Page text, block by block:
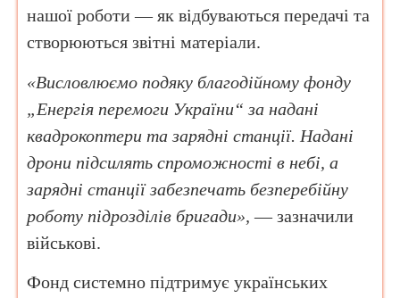
нашої роботи — як відбуваються передачі та
створюються звітні матеріали.
«Висловлюємо подяку благодійному фонду
„Енергія перемоги України“ за надані
квадрокоптери та зарядні станції. Надані
дрони підсилять спроможності в небі, а
зарядні станції забезпечать безперебійну
роботу підрозділів бригади», — зазначили
військові.
Фонд системно підтримує українських